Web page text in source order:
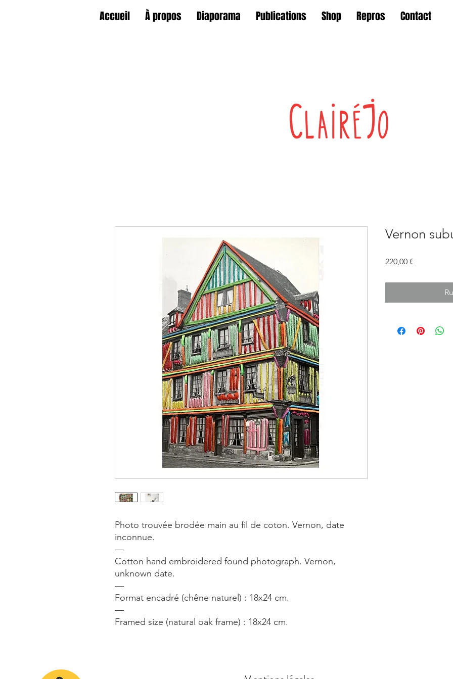
Accueil À propos Diaporama Publications Shop Repros Contact
Photo trouvée brodée main au fil de coton. Vernon, date
inconnue.
—
Cotton hand embroidered found photograph. Vernon,
unknown date.
—
Format encadré (chêne naturel) : 18x24 cm.
—
Framed size (natural oak frame) : 18x24 cm.
Vernon
220,00 €